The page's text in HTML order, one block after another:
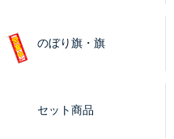
のぼり旗・旗
セット商品